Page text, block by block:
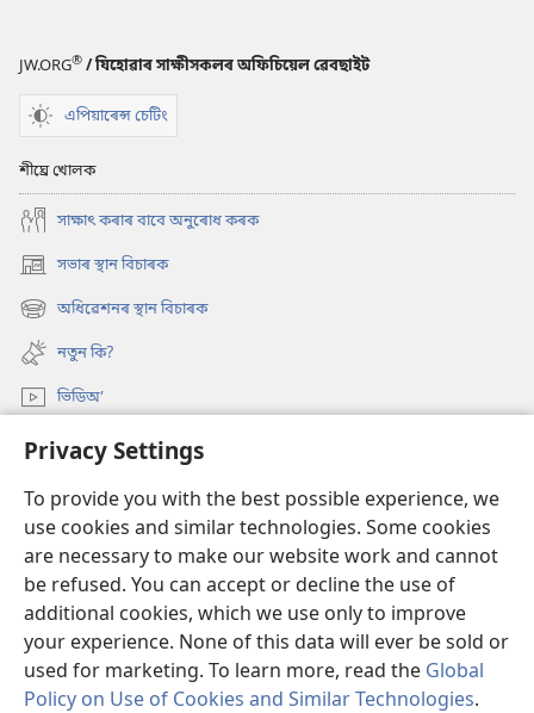
Privacy Settings
To provide you with the best possible experience, we
use cookies and similar technologies. Some cookies
are necessary to make our website work and cannot
be refused. You can accept or decline the use of
additional cookies, which we use only to improve
your experience. None of this data will ever be sold or
used for marketing. To learn more, read the Global
Policy on Use of Cookies and Similar Technologies.
JW.ORG® / যিহোৱাৰ সাক্ষীসকলৰ অফিচিয়েল ৱেবছাইট
এপিয়াৰেন্স চেটিং
শীঘ্ৰে খোলক
সাক্ষাৎ কৰাৰ বাবে অনুৰোধ কৰক
সভাৰ স্থান বিচাৰক
(opens
new
window)
অধিৱেশনৰ স্থান বিচাৰক
(opens
new
window)
নতুন কি?
ভিডিঅ’
অনুসন্ধান
দান-বৰঙণি
(opens
new
window)
ৱাচটাৱাৰ অনলাইন লাইব্ৰেৰী
(opens
new
window)JW Hub ®
(opens
new
window)